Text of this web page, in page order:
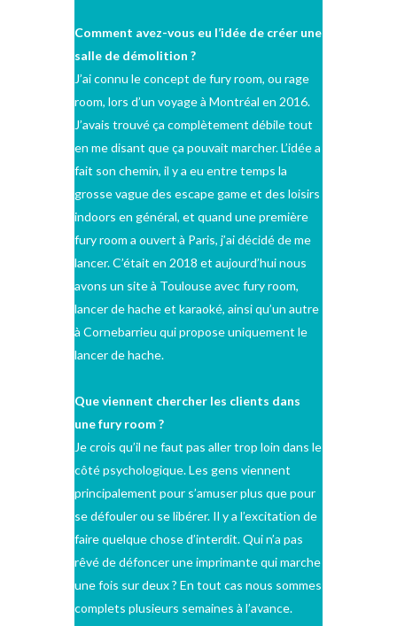
Comment avez-vous eu l’idée de créer une
salle de démolition ?
J’ai connu le concept de fury room, ou rage
room, lors d’un voyage à Montréal en 2016.
J’avais trouvé ça complètement débile tout
en me disant que ça pouvait marcher. L’idée a
fait son chemin, il y a eu entre temps la
grosse vague des escape game et des loisirs
indoors en général, et quand une première
fury room a ouvert à Paris, j’ai décidé de me
lancer. C’était en 2018 et aujourd’hui nous
avons un site à Toulouse avec fury room,
lancer de hache et karaoké, ainsi qu’un autre
à Cornebarrieu qui propose uniquement le
lancer de hache.
Que viennent chercher les clients dans
une fury room ?
Je crois qu’il ne faut pas aller trop loin dans le
côté psychologique. Les gens viennent
principalement pour s’amuser plus que pour
se défouler ou se libérer. Il y a l’excitation de
faire quelque chose d’interdit. Qui n’a pas
rêvé de défoncer une imprimante qui marche
une fois sur deux ? En tout cas nous sommes
complets plusieurs semaines à l’avance.